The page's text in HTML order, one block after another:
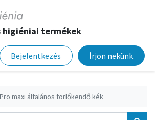
higiéniai termékek
Bejelentkezés Írjon nekünk
Pro maxi általános törlőkendő kék